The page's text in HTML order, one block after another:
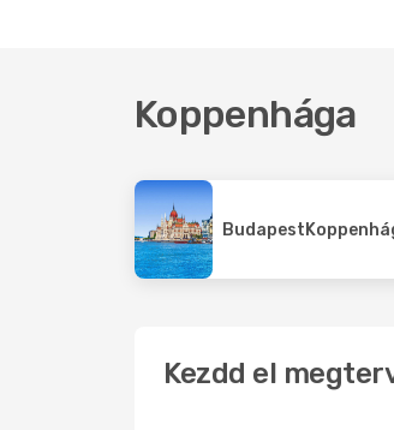
Koppenhága
Budapest
Kezdd el